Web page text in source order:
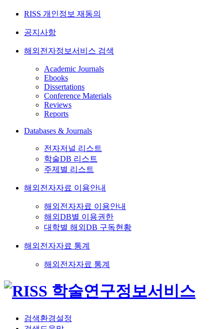
RISS 개인정보 재동의
공지사항
해외전자정보서비스 검색
Academic Journals
Ebooks
Dissertations
Conference Materials
Reviews
Reports
Databases & Journals
전자저널 리스트
학술DB 리스트
주제별 리스트
해외전자자료 이용안내
해외전자자료 이용안내
해외DB별 이용권한
대학별 해외DB 구독현황
해외전자자료 통계
해외전자자료 통계
검색환경설정